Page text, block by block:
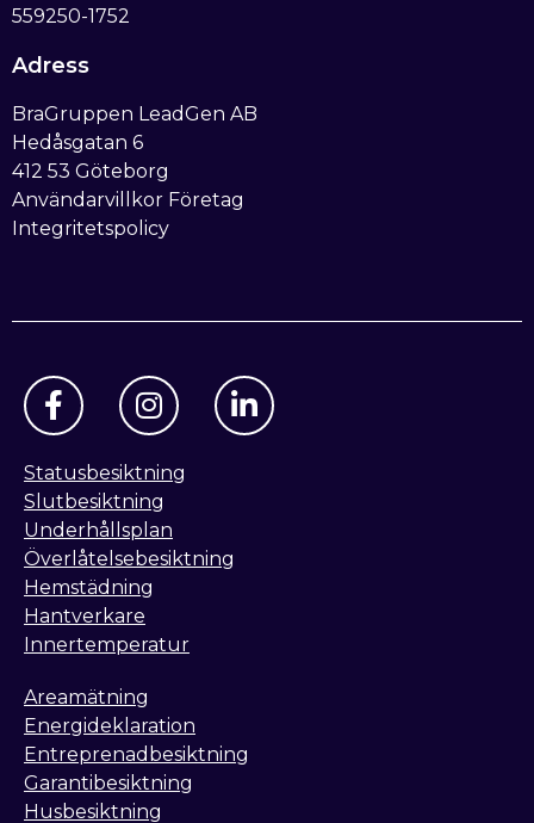
Adress
BraGruppen LeadGen AB
Hedåsgatan 6
412 53 Göteborg
Användarvillkor Företag
Integritetspolicy
559250-1752
Areamätning
Energideklaration
Entreprenadbesiktning
Garantibesiktning
Husbesiktning
Statusbesiktning
Slutbesiktning
Underhållsplan
Överlåtelsebesiktning
Hemstädning
Hantverkare
Innertemperatur